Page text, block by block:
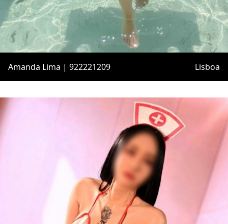
Amanda Lima | 922221209 Lisboa